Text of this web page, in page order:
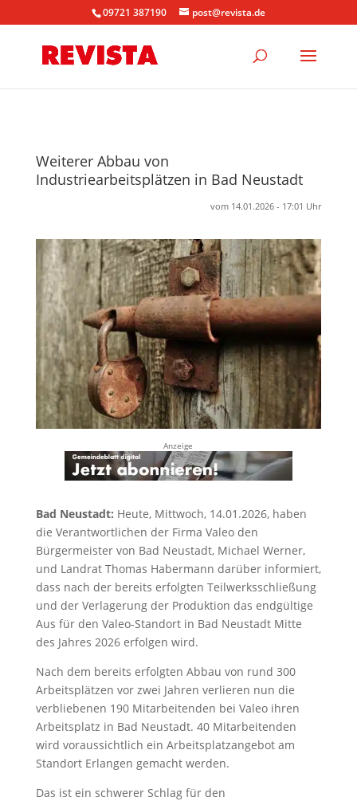
09721 387190 post@revista.de
Weiterer Abbau von
Industriearbeitsplätzen in Bad Neustadt
vom 14.01.2026 - 17:01 Uhr
Anzeige
Bad Neustadt: Heute, Mittwoch, 14.01.2026, haben
die Verantwortlichen der Firma Valeo den
Bürgermeister von Bad Neustadt, Michael Werner,
und Landrat Thomas Habermann darüber informiert,
dass nach der bereits erfolgten Teilwerksschließung
und der Verlagerung der Produktion das endgültige
Aus für den Valeo-Standort in Bad Neustadt Mitte
des Jahres 2026 erfolgen wird.
Nach dem bereits erfolgten Abbau von rund 300
Arbeitsplätzen vor zwei Jahren verlieren nun die
verbliebenen 190 Mitarbeitenden bei Valeo ihren
Arbeitsplatz in Bad Neustadt. 40 Mitarbeitenden
wird voraussichtlich ein Arbeitsplatzangebot am
Standort Erlangen gemacht werden.
Das ist ein schwerer Schlag für den